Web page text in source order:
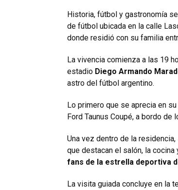
Historia, fútbol y gastronomía
de fútbol ubicada en la calle
donde residió con su familia
La vivencia comienza a las 19
estadio Diego Armando
astro del fútbol argentino.
Lo primero que se aprecia en
Ford Taunus Coupé, a bordo
Una vez dentro de la
que destacan el salón, la
fans de la estrella deportiva
La visita guiada concluye en la